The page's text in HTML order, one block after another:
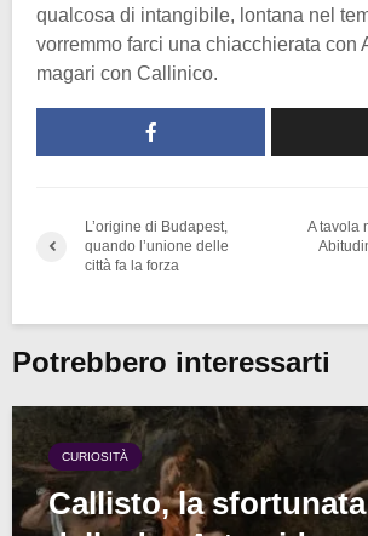
qualcosa di intangibile, lontana nel
vorremmo farci una chiacchierata con
magari con Callinico.
L’origine di Budapest,
quando l’unione delle
città fa la forza
A tavola
Potrebbero interessarti
CURIOSITÀ
Callisto, la